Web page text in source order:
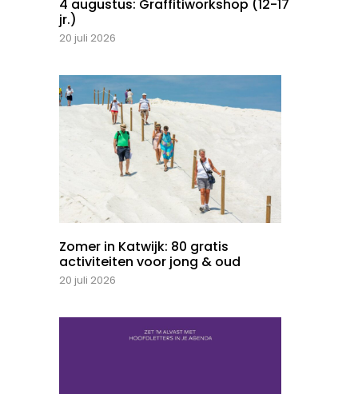
4 augustus: Graffitiworkshop (12-17
jr.)
20 juli 2026
Zomer in Katwijk: 80 gratis
activiteiten voor jong & oud
20 juli 2026